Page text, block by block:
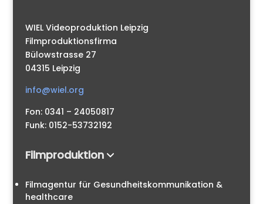
WIEL Videoproduktion Leipzig
Filmproduktionsfirma
Bülowstrasse 27
04315 Leipzig
info@wiel.org
Fon: 0341 – 24050817
Funk: 0152-53732192
Filmproduktion
Filmagentur für Gesundheitskommunikation &
healthcare